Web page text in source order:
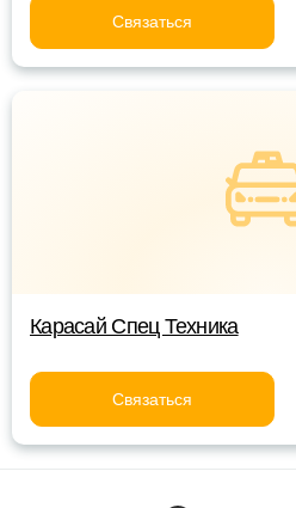
Связаться
Карасай Спец Техника
Связаться